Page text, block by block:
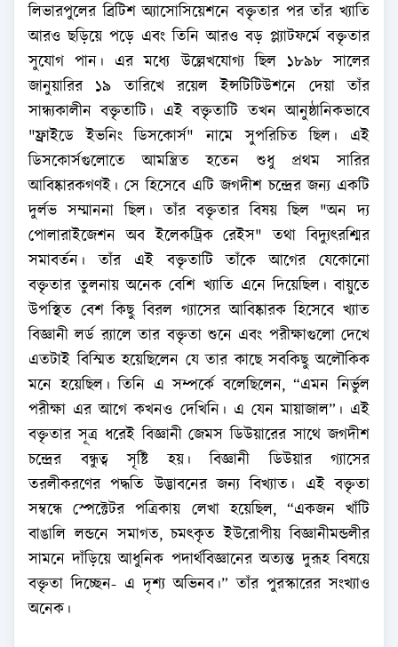
লিভারপুলের ব্রিটিশ অ্যাসোসিয়েশনে বক্তৃতার পর তাঁর খ্যাতি
আরও ছড়িয়ে পড়ে এবং তিনি আরও বড় প্ল্যাটফর্মে বক্তৃতার
সুযোগ পান। এর মধ্যে উল্লেখযোগ্য ছিল ১৮৯৮ সালের
জানুয়ারির ১৯ তারিখে রয়েল ইন্সটিটিউশনে দেয়া তাঁর
সান্ধ্যকালীন বক্তৃতাটি। এই বক্তৃতাটি তখন আনুষ্ঠানিকভাবে
"ফ্রাইডে ইভনিং ডিসকোর্স" নামে সুপরিচিত ছিল। এই
ডিসকোর্সগুলোতে আমন্ত্রিত হতেন শুধু প্রথম সারির
আবিষ্কারকগণই। সে হিসেবে এটি জগদীশ চন্দ্রের জন্য একটি
দুর্লভ সম্মাননা ছিল। তাঁর বক্তৃতার বিষয় ছিল "অন দ্য
পোলারাইজেশন অব ইলেকট্রিক রেইস" তথা বিদ্যুৎরশ্মির
সমাবর্তন। তাঁর এই বক্তৃতাটি তাঁকে আগের যেকোনো
বক্তৃতার তুলনায় অনেক বেশি খ্যাতি এনে দিয়েছিল। বায়ুতে
উপস্থিত বেশ কিছু বিরল গ্যাসের আবিষ্কারক হিসেবে খ্যাত
বিজ্ঞানী লর্ড র‌্যালে তার বক্তৃতা শুনে এবং পরীক্ষাগুলো দেখে
এতটাই বিস্মিত হয়েছিলেন যে তার কাছে সবকিছু অলৌকিক
মনে হয়েছিল। তিনি এ সম্পর্কে বলেছিলেন, “এমন নির্ভুল
পরীক্ষা এর আগে কখনও দেখিনি। এ যেন মায়াজাল”। এই
বক্তৃতার সূত্র ধরেই বিজ্ঞানী জেমস ডিউয়ারের সাথে জগদীশ
চন্দ্রের বন্ধুত্ব সৃষ্টি হয়। বিজ্ঞানী ডিউয়ার গ্যাসের
তরলীকরণের পদ্ধতি উদ্ভাবনের জন্য বিখ্যাত। এই বক্তৃতা
সম্বন্ধে স্পেক্টেটর পত্রিকায় লেখা হয়েছিল, “একজন খাঁটি
বাঙালি লন্ডনে সমাগত, চমৎকৃত ইউরোপীয় বিজ্ঞানীমন্ডলীর
সামনে দাঁড়িয়ে আধুনিক পদার্থবিজ্ঞানের অত্যন্ত দুরূহ বিষয়ে
বক্তৃতা দিচ্ছেন- এ দৃশ্য অভিনব।” তাঁর পুরস্কারের সংখ্যাও
অনেক।